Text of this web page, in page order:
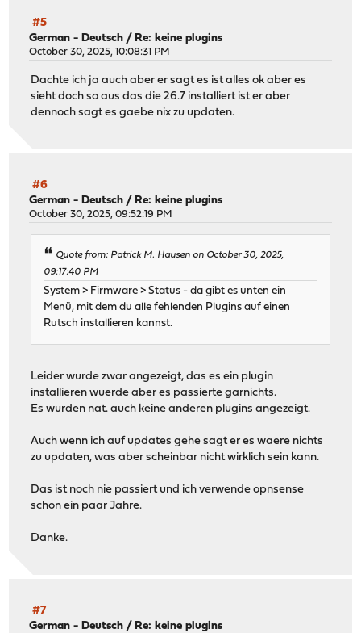
#5
German - Deutsch /Re: keine plugins
October 30, 2025, 10:08:31 PM
Dachte ich ja auch aber er sagt es ist alles ok aber es
sieht doch so aus das die 26.7 installiert ist er aber
dennoch sagt es gaebe nix zu updaten.
#6
German - Deutsch /Re: keine plugins
October 30, 2025, 09:52:19 PM
Quote from: Patrick M. Hausen on October 30, 2025,
09:17:40 PM
System > Firmware > Status - da gibt es unten ein
Menü, mit dem du alle fehlenden Plugins auf einen
Rutsch installieren kannst.
Leider wurde zwar angezeigt, das es ein plugin
installieren wuerde aber es passierte garnichts.
Es wurden nat. auch keine anderen plugins angezeigt.
Auch wenn ich auf updates gehe sagt er es waere nichts
zu updaten, was aber scheinbar nicht wirklich sein kann.
Das ist noch nie passiert und ich verwende opnsense
schon ein paar Jahre.
Danke.
#7
German - Deutsch / Re: keine plugins